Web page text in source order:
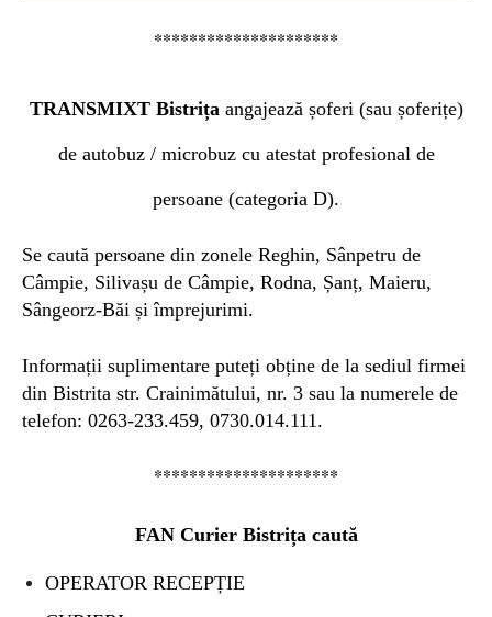
*********************
TRANSMIXT Bistrița angajează șoferi (sau șoferițe)
de autobuz / microbuz cu atestat profesional de
persoane (categoria D).
Se caută persoane din zonele Reghin, Sânpetru de
Câmpie, Silivașu de Câmpie, Rodna, Șanț, Maieru,
Sângeorz-Băi și împrejurimi.
Informații suplimentare puteți obține de la sediul firmei
din Bistrita str. Crainimătului, nr. 3 sau la numerele de
telefon: 0263-233.459, 0730.014.111.
*********************
FAN Curier Bistrița caută
OPERATOR RECEPȚIE